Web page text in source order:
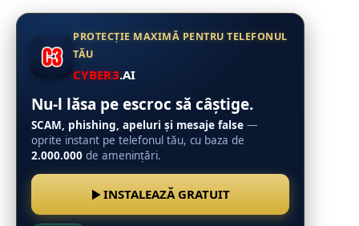
PROTECȚIE MAXIMĂ PENTRU TELEFONUL
TĂU
CYBER3.AI
Nu-l lăsa pe escroc să câștige.
SCAM, phishing, apeluri și mesaje false —
oprite instant pe telefonul tău, cu baza de
2.000.000 de amenințări.
INSTALEAZĂ GRATUIT